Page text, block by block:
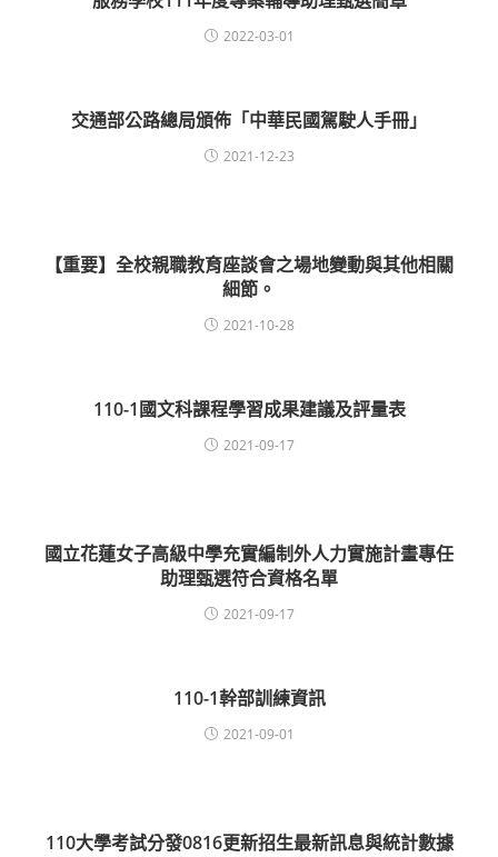
2022-03-01
交通部公路總局頒佈「中華民國駕駛人手冊」
2021-12-23
【重要】全校親職教育座談會之場地變動與其他相關
細節。
2021-10-28
110-1國文科課程學習成果建議及評量表
2021-09-17
國立花蓮女子高級中學充實編制外人力實施計畫專任
助理甄選符合資格名單
2021-09-17
110-1幹部訓練資訊
2021-09-01
110大學考試分發0816更新招生最新訊息與統計數據